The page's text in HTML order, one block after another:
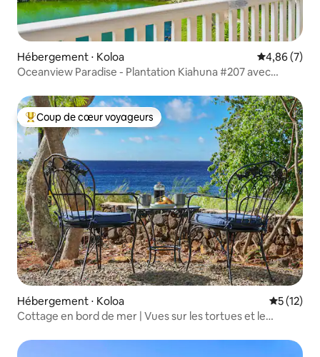
Hébergement ⋅ Koloa Évaluation
4,86 (7)
Oceanview Paradise - Plantation Kiahuna #207 avec
Coups de cœur voyageurs les plus appréciés
Coup de cœur voyageurs
Hébergement ⋅ Koloa
5 (12)
Cottage en bord de mer | Vues sur les tortues et le